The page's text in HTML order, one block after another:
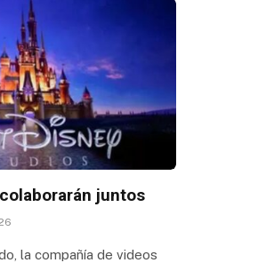
juntos
la compañía de videos